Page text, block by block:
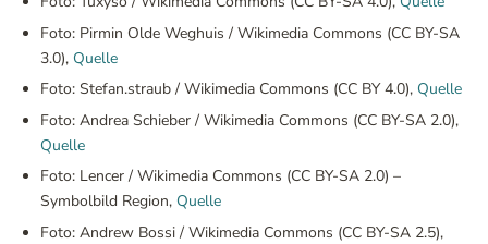
Foto: Pirmin Olde Weghuis / Wikimedia Commons (CC BY-SA
3.0), Quelle
Foto: Stefan.straub / Wikimedia Commons (CC BY 4.0), Quelle
Foto: Andrea Schieber / Wikimedia Commons (CC BY-SA 2.0),
Quelle
Foto: Lencer / Wikimedia Commons (CC BY-SA 2.0) –
Symbolbild Region, Quelle
Foto: Andrew Bossi / Wikimedia Commons (CC BY-SA 2.5),